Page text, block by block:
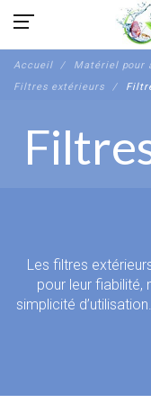
Accueil Matériel pour
Filtres extérieurs
Les filtres
pour leur fiabilité,
simplicité
filtration